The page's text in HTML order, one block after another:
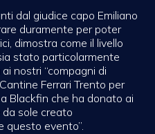
dal giudice capo Emiliano
duramente per poter
dimostra come il livello
stato particolarmente
nostri “compagni di
Ferrari Trento per
Blackfin che ha donato ai
sole creato
questo evento”.